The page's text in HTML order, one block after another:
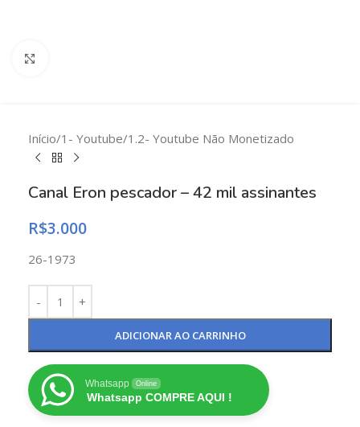
Início/1- Youtube/1.2- Youtube Não Monetizado
Canal Eron pescador – 42 mil assinantes
R$3.000
26-1973
ADICIONAR AO CARRINHO
Whatsapp Online
Whatsapp COMPRE AQUI !